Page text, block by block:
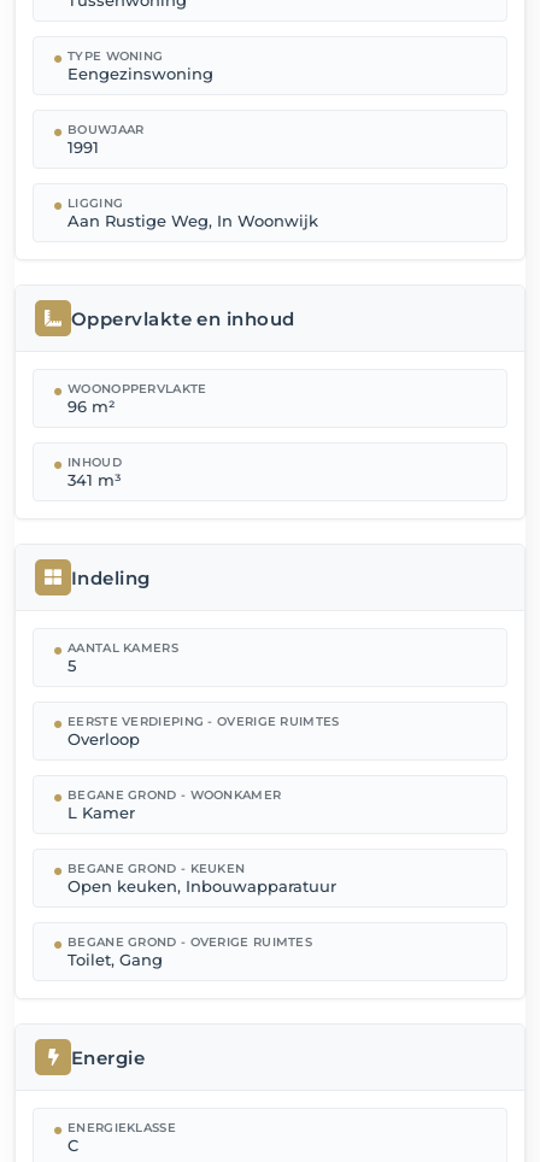
TYPE WONING
Eengezinswoning
BOUWJAAR
1991
LIGGING
Aan Rustige Weg, In Woonwijk
Oppervlakte en inhoud
WOONOPPERVLAKTE
96 m²
INHOUD
341 m³
Indeling
AANTAL KAMERS
5
EERSTE VERDIEPING - OVERIGE RUIMTES
Overloop
BEGANE GROND - WOONKAMER
L Kamer
BEGANE GROND - KEUKEN
Open keuken, Inbouwapparatuur
BEGANE GROND - OVERIGE RUIMTES
Toilet, Gang
Energie
ENERGIEKLASSE
C